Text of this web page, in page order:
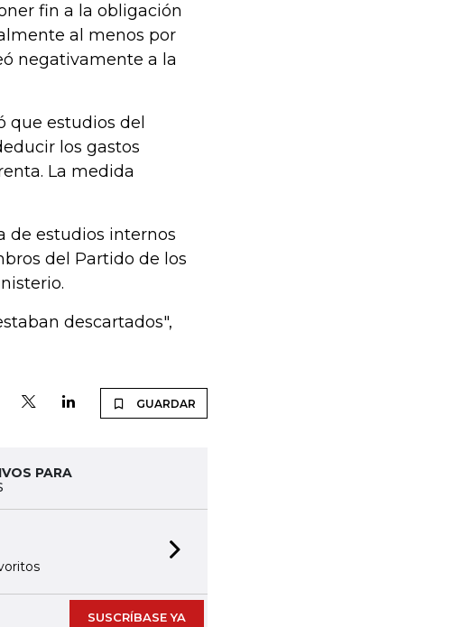
fin a la obligación
al menos por
negativamente a la
que estudios del
los gastos
La medida
de estudios internos
del Partido de los
descartados",
GUARDAR
PARA
SUSCRÍBASE YA